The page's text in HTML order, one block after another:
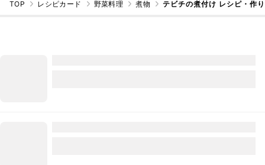
TOP レシピカード 野菜料理 煮物 テビチの煮付け レシピ・作